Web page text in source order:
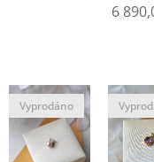
6
Vyprodáno